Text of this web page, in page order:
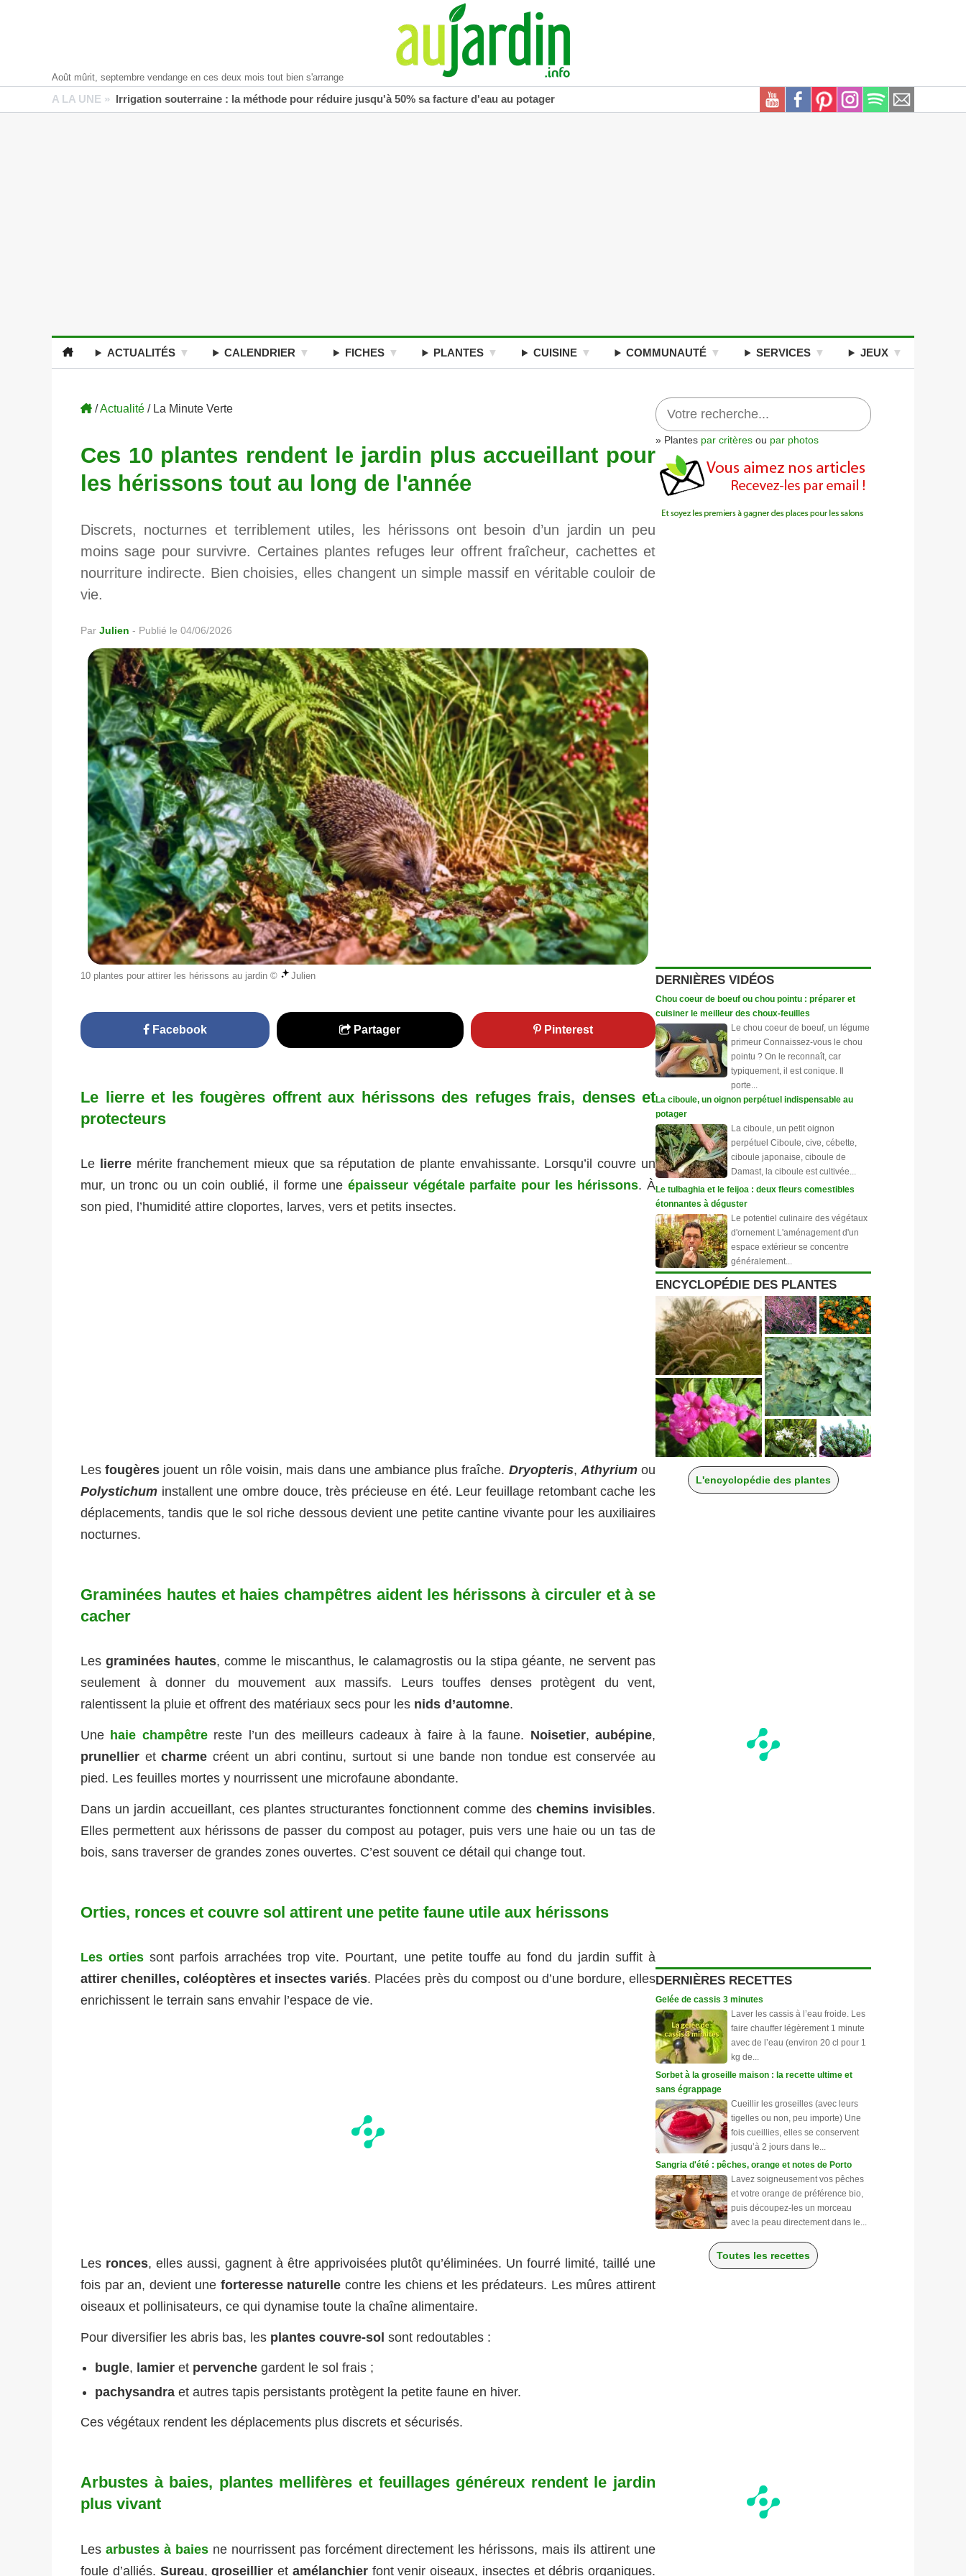
Août mûrit, septembre vendange en ces deux mois tout bien s'arrange
A LA UNE » Irrigation souterraine : la méthode pour réduire jusqu'à 50% sa facture d'eau au potager
ACTUALITÉS CALENDRIER FICHES PLANTES CUISINE COMMUNAUTÉ SERVICES JEUX
/Actualité / La Minute Verte
Ces 10 plantes rendent le jardin plus accueillant pour
les hérissons tout au long de l'année
Discrets, nocturnes et terriblement utiles, les hérissons ont besoin d’un jardin un peu
moins sage pour survivre. Certaines plantes refuges leur offrent fraîcheur, cachettes et
nourriture indirecte. Bien choisies, elles changent un simple massif en véritable couloir de
vie.
Par Julien - Publié le 04/06/2026
10 plantes pour attirer les hérissons au jardin © Julien
Facebook Partager Pinterest
Le lierre et les fougères offrent aux hérissons des refuges frais, denses et
protecteurs
Le lierremérite franchement mieux que sa réputation de plante envahissante. Lorsqu’il couvre un
mur, un tronc ou un coin oublié, il forme une épaisseur végétale parfaite pour les hérissons. À
son pied, l’humidité attire cloportes, larves, vers et petits insectes.
Lesfougères jouent un rôle voisin, mais dans une ambiance plus fraîche. Dryopteris, Athyrium ou
Polystichum installent une ombre douce, très précieuse en été. Leur feuillage retombant cache les
déplacements, tandis que le sol riche dessous devient une petite cantine vivante pour les auxiliaires
nocturnes.
Graminées hautes et haies champêtres aident les hérissons à circuler et à se
cacher
Les graminées hautes, comme le miscanthus, le calamagrostis ou la stipa géante, ne servent pas
seulement à donner du mouvement aux massifs. Leurs touffes denses protègent du vent,
ralentissent la pluie et offrent des matériaux secs pour les nids d’automne.
Une haie champêtrereste l’un des meilleurs cadeaux à faire à la faune. Noisetier,aubépine,
prunellier etcharme créent un abri continu, surtout si une bande non tondue est conservée au
pied. Les feuilles mortes y nourrissent une microfaune abondante.
Dans un jardin accueillant, ces plantes structurantes fonctionnent comme des chemins invisibles.
Elles permettent aux hérissons de passer du compost au potager, puis vers une haie ou un tas de
bois, sans traverser de grandes zones ouvertes. C’est souvent ce détail qui change tout.
Orties, ronces et couvre sol attirent une petite faune utile aux hérissons
Les orties sont parfois arrachées trop vite. Pourtant, une petite touffe au fond du jardin suffit à
attirer chenilles, coléoptères et insectes variés. Placées près du compost ou d’une bordure, elles
enrichissent le terrain sans envahir l’espace de vie.
Les ronces, elles aussi, gagnent à être apprivoisées plutôt qu’éliminées. Un fourré limité, taillé une
fois par an, devient une forteresse naturelle contre les chiens et les prédateurs. Les mûres attirent
oiseaux et pollinisateurs, ce qui dynamise toute la chaîne alimentaire.
Pour diversifier les abris bas, les plantes couvre-sol sont redoutables :
bugle, lamieret pervenchegardent le sol frais ;
pachysandraet autres tapis persistants protègent la petite faune en hiver.
Ces végétaux rendent les déplacements plus discrets et sécurisés.
Arbustes à baies, plantes mellifères et feuillages généreux rendent le jardin
plus vivant
Les arbustes à baiesne nourrissent pas forcément directement les hérissons, mais ils attirent une
foule d’alliés. Sureau,groseillier et amélanchierfont venir oiseaux, insectes et débris organiques.
» Plantes par critères ou par photos
DERNIÈRES VIDÉOS
Chou coeur de boeuf ou chou pointu : préparer et
cuisiner le meilleur des choux-feuilles
Le chou coeur de boeuf, un légume
primeur Connaissez-vous le chou
pointu ? On le reconnaît, car
typiquement, il est conique. Il
porte...
La ciboule, un oignon perpétuel indispensable au
potager
La ciboule, un petit oignon
perpétuel Ciboule, cive, cébette,
ciboule japonaise, ciboule de
Damast, la ciboule est cultivée...
Le tulbaghia et le feijoa : deux fleurs comestibles
étonnantes à déguster
Le potentiel culinaire des végétaux
d'ornement L'aménagement d'un
espace extérieur se concentre
généralement...
ENCYCLOPÉDIE DES PLANTES
L'encyclopédie des plantes
DERNIÈRES RECETTES
Gelée de cassis 3 minutes
Laver les cassis à l’eau froide. Les
faire chauffer légèrement 1 minute
avec de l’eau (environ 20 cl pour 1
kg de...
Sorbet à la groseille maison : la recette ultime et
sans égrappage
Cueillir les groseilles (avec leurs
tigelles ou non, peu importe) Une
fois cueillies, elles se conservent
jusqu’à 2 jours dans le...
Sangria d'été : pêches, orange et notes de Porto
Lavez soigneusement vos pêches
et votre orange de préférence bio,
puis découpez-les un morceau
avec la peau directement dans le...
Toutes les recettes